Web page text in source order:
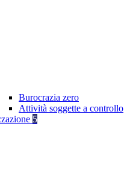
Burocrazia zero
Attività soggette a controllo
5